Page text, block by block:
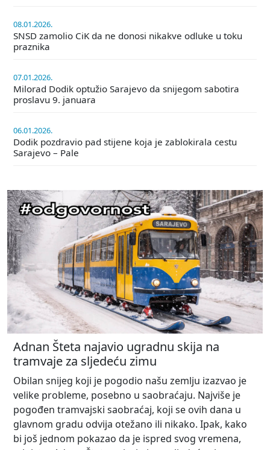
08.01.2026.
SNSD zamolio CiK da ne donosi nikakve odluke u toku
praznika
07.01.2026.
Milorad Dodik optužio Sarajevo da snijegom sabotira
proslavu 9. januara
06.01.2026.
Dodik pozdravio pad stijene koja je zablokirala cestu
Sarajevo – Pale
Adnan Šteta najavio ugradnu skija na
tramvaje za sljedeću zimu
Obilan snijeg koji je pogodio našu zemlju izazvao je
velike probleme, posebno u saobraćaju. Najviše je
pogođen tramvajski saobraćaj, koji se ovih dana u
glavnom gradu odvija otežano ili nikako. Ipak, kako
bi još jednom pokazao da je ispred svog vremena,